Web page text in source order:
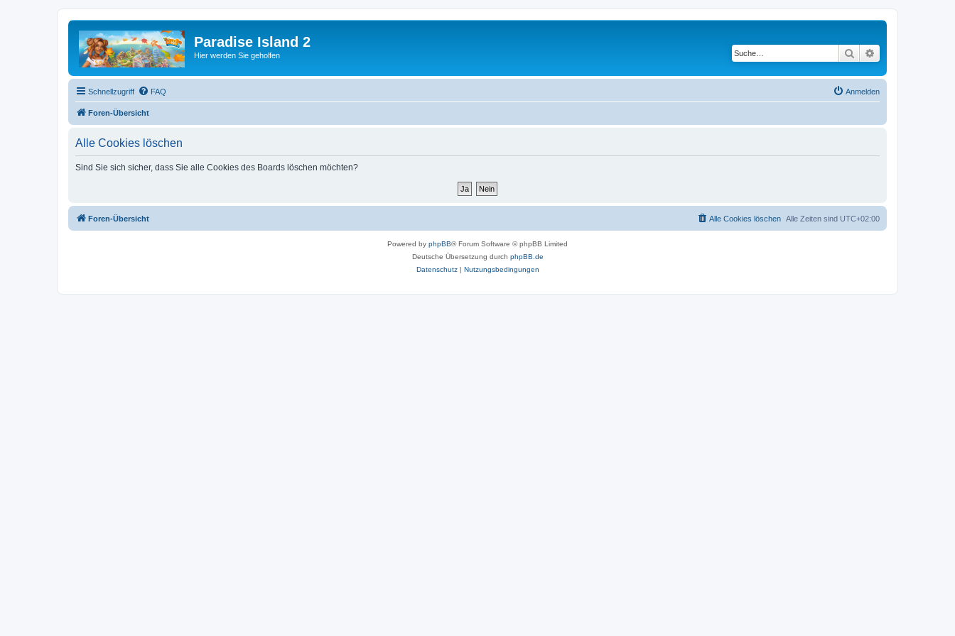
Paradise Island 2
Hier werden Sie geholfen Suche
Schnellzugriff FAQ Anmelden
Foren-Übersicht
Alle Cookies löschen
Sind Sie sich sicher, dass Sie alle Cookies des Boards löschen möchten?
Foren-Übersicht Alle Zeiten sind UTC+02:00
Alle Cookies löschen
Powered by phpBB® Forum Software © phpBB Limited
Deutsche Übersetzung durch phpBB.de
Datenschutz| Nutzungsbedingungen